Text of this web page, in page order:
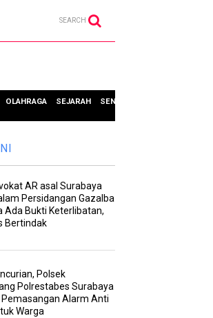
SEARCH
OLAHRAGA SEJARAH SENI & BUDAYA
AR asal Surabaya
Persidangan Gazalba
Ada Bukti Keterlibatan,
Bertindak
Polsek
Polrestabes Surabaya
Alarm Anti
Warga